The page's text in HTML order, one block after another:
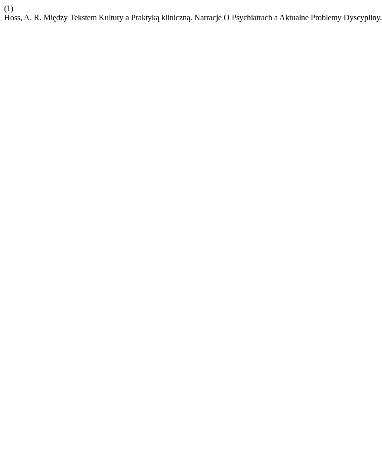
(1)
Hoss, A. R. Między Tekstem Kultury a Praktyką kliniczną. Narracje O Psychiatrach a Aktualne Problemy Dyscypliny.